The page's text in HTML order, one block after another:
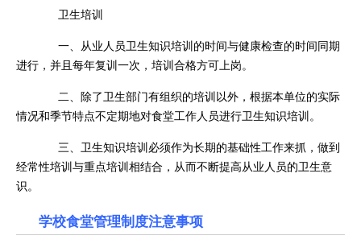
卫生培训
一、从业人员卫生知识培训的时间与健康检查的时间同期
进行，并且每年复训一次，培训合格方可上岗。
二、除了卫生部门有组织的培训以外，根据本单位的实际
情况和季节特点不定期地对食堂工作人员进行卫生知识培训。
三、卫生知识培训必须作为长期的基础性工作来抓，做到
经常性培训与重点培训相结合，从而不断提高从业人员的卫生意
识。
学校食堂管理制度注意事项